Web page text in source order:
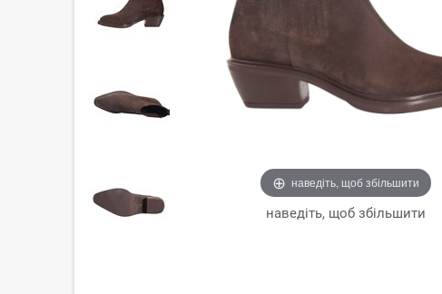
наведіть, щоб збільшити
наведіть, щоб збільшити